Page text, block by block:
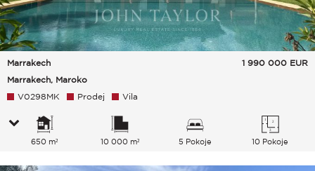
Marrakech
Marrakech, Maroko
1 990 000 EUR
V0298MK Prodej Vila
650 m² 10 000 m² 5 Pokoje 10 Pokoje